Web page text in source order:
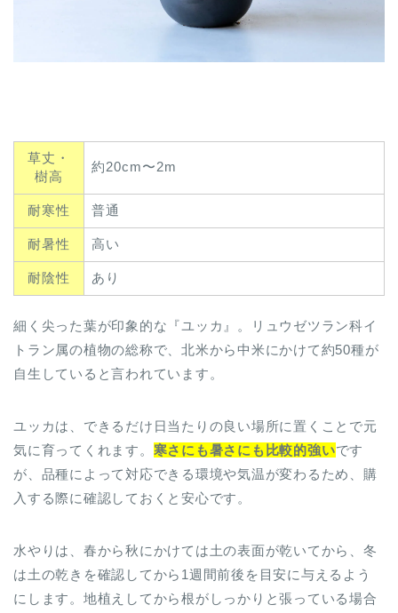
草丈・
樹高
約20cm〜2m
耐寒性 普通
耐暑性 高い
耐陰性 あり
細く尖った葉が印象的な『ユッカ』。リュウゼツラン科イ
トラン属の植物の総称で、北米から中米にかけて約50種が
自生していると言われています。
ユッカは、できるだけ日当たりの良い場所に置くことで元
気に育ってくれます。 寒さにも暑さにも比較的強いです
が、品種によって対応できる環境や気温が変わるため、購
入する際に確認しておくと安心です。
水やりは、春から秋にかけては土の表面が乾いてから、冬
は土の乾きを確認してから1週間前後を目安に与えるよう
にします。地植えしてから根がしっかりと張っている場合